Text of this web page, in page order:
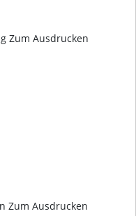
Zum Ausdrucken
Zum Ausdrucken